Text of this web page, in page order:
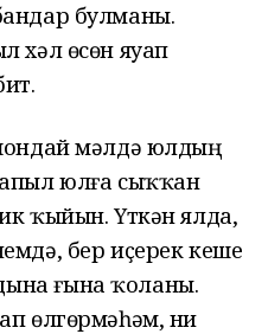
булманы.
хәл өсөн яуап
мәлдә юлдың
юлға сыҡҡан
ҡыйын. Үткән ялда,
бер иҫерек кеше
ғына ҡоланы.
өлгөрмәһәм, ни